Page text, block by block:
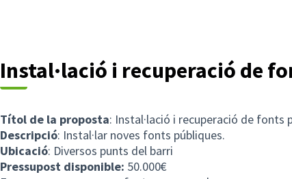
Instal·lació i recuperació de
Títol de la proposta: Instal·lació i recuperació de fonts
Descripció: Instal·lar noves fonts públiques.
Ubicació: Diversos punts del barri
Pressupost disponible: 50.000€